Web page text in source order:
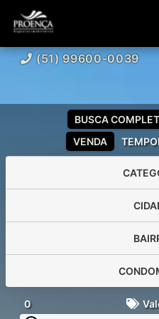
(51) 99600-0039
VENDA
BUSCA
0